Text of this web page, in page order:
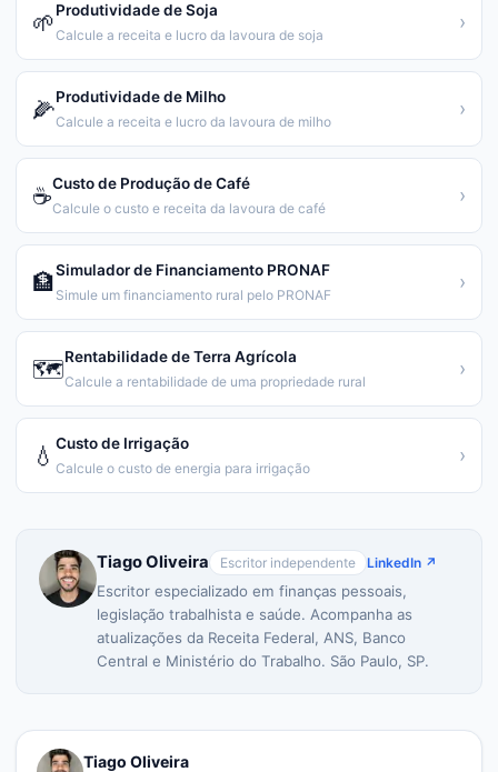
🌱Produtividade de Soja
Calcule a receita e lucro da lavoura de soja
›
🌽Produtividade de Milho
Calcule a receita e lucro da lavoura de milho
›
☕Custo de Produção de Café
Calcule o custo e receita da lavoura de café
›
🏦Simulador de Financiamento PRONAF
Simule um financiamento rural pelo PRONAF
›
🗺️Rentabilidade de Terra Agrícola
Calcule a rentabilidade de uma propriedade rural
›
💧 Custo de Irrigação
Calcule o custo de energia para irrigação
›
Tiago Oliveira Escritor independente LinkedIn ↗
Escritor especializado em finanças pessoais,
legislação trabalhista e saúde. Acompanha as
atualizações da Receita Federal, ANS, Banco
Central e Ministério do Trabalho. São Paulo, SP.
Tiago Oliveira